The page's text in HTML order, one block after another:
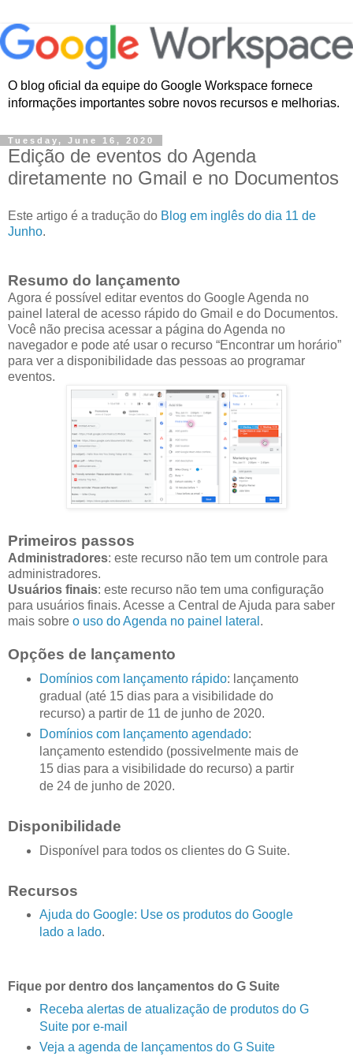
O blog oficial da equipe do Google Workspace fornece
informações importantes sobre novos recursos e melhorias.
Tuesday, June 16, 2020
Edição de eventos do Agenda
diretamente no Gmail e no Documentos
Este artigo é a tradução do Blog em inglês do dia 11 de
Junho.
Resumo do lançamento
Agora é possível editar eventos do Google Agenda no
painel lateral de acesso rápido do Gmail e do Documentos.
Você não precisa acessar a página do Agenda no
navegador e pode até usar o recurso “Encontrar um horário”
para ver a disponibilidade das pessoas ao programar
eventos.
Primeiros passos
Administradores: este recurso não tem um controle para
administradores.
Usuários finais: este recurso não tem uma configuração
para usuários finais. Acesse a Central de Ajuda para saber
mais sobre o uso do Agenda no painel lateral .
Opções de lançamento
Domínios com lançamento rápido: lançamento
gradual (até 15 dias para a visibilidade do
recurso) a partir de 11 de junho de 2020.
Domínios com lançamento agendado:
lançamento estendido (possivelmente mais de
15 dias para a visibilidade do recurso) a partir
de 24 de junho de 2020.
Disponibilidade
Disponível para todos os clientes do G Suite.
Recursos
Ajuda do Google: Use os produtos do Google
lado a lado.
Fique por dentro dos lançamentos do G Suite
Receba alertas de atualização de produtos do G
Suite por e-mail
Veja a agenda de lançamentos do G Suite